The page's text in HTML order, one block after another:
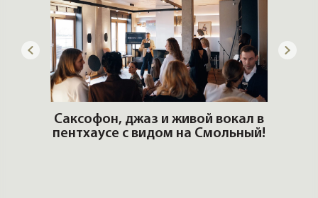
Саксофон, джаз и живой вокал в
пентхаусе с видом на Смольный!